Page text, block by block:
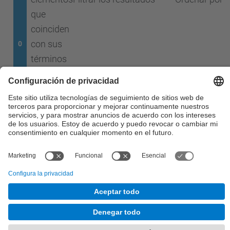
0
que
coinciden
con sus
términos
búsqueda
Sin resultado en la búsqueda.
© UPC
Desarrollado con